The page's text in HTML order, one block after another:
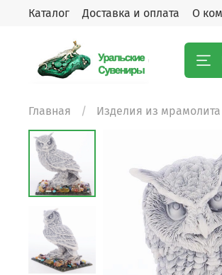
Каталог Доставка и оплата О
Главная Изделия из мрамолита